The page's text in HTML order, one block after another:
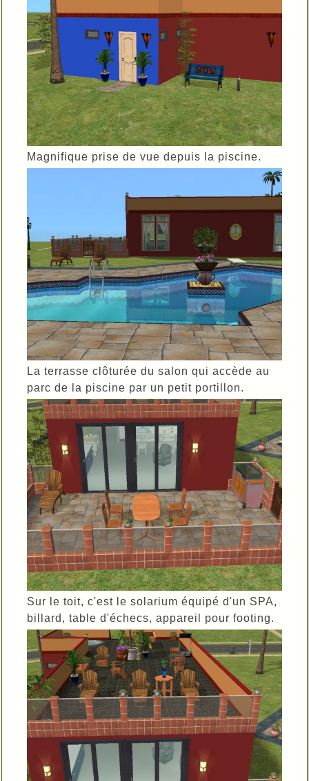
Magnifique prise de vue depuis la piscine.
La terrasse clôturée du salon qui accède au
parc de la piscine par un petit portillon.
Sur le toit, c'est le solarium équipé d'un SPA,
billard, table d'échecs, appareil pour footing.